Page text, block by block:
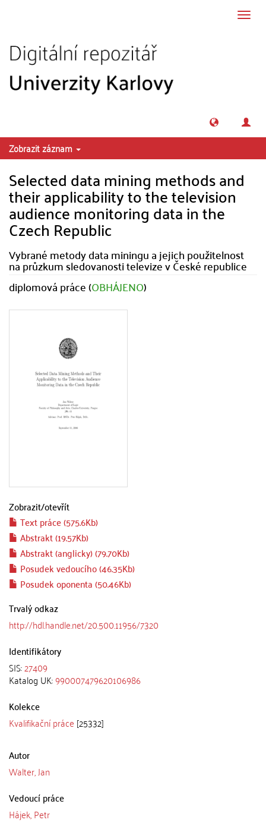
Zobrazit záznam
Selected data mining methods and
their applicability to the television
audience monitoring data in the
Czech Republic
Vybrané metody data miningu a jejich použitelnost
na průzkum sledovanosti televize v České republice
diplomová práce (OBHÁJENO)
Zobrazit/otevřít
Text práce (575.6Kb)
Abstrakt (19.57Kb)
Abstrakt (anglicky) (79.70Kb)
Posudek vedoucího (46.35Kb)
Posudek oponenta (50.46Kb)
Trvalý odkaz
http://hdl.handle.net/20.500.11956/7320
Identifikátory
SIS:27409
Katalog UK:990007479620106986
Kolekce
Kvalifikační práce [25332]
Autor
Walter, Jan
Vedoucí práce
Hájek, Petr